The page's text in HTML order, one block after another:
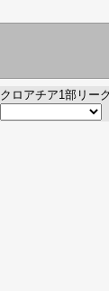
クロアチア1部リー